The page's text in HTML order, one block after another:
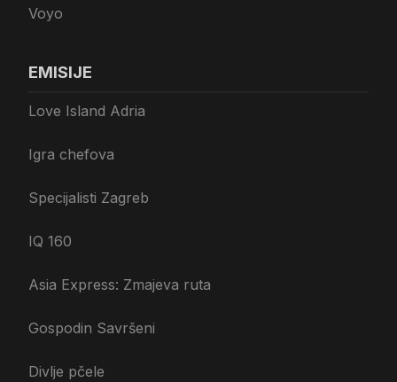
Voyo
EMISIJE
Love Island Adria
Igra chefova
Specijalisti Zagreb
IQ 160
Asia Express: Zmajeva ruta
Gospodin Savršeni
Divlje pčele